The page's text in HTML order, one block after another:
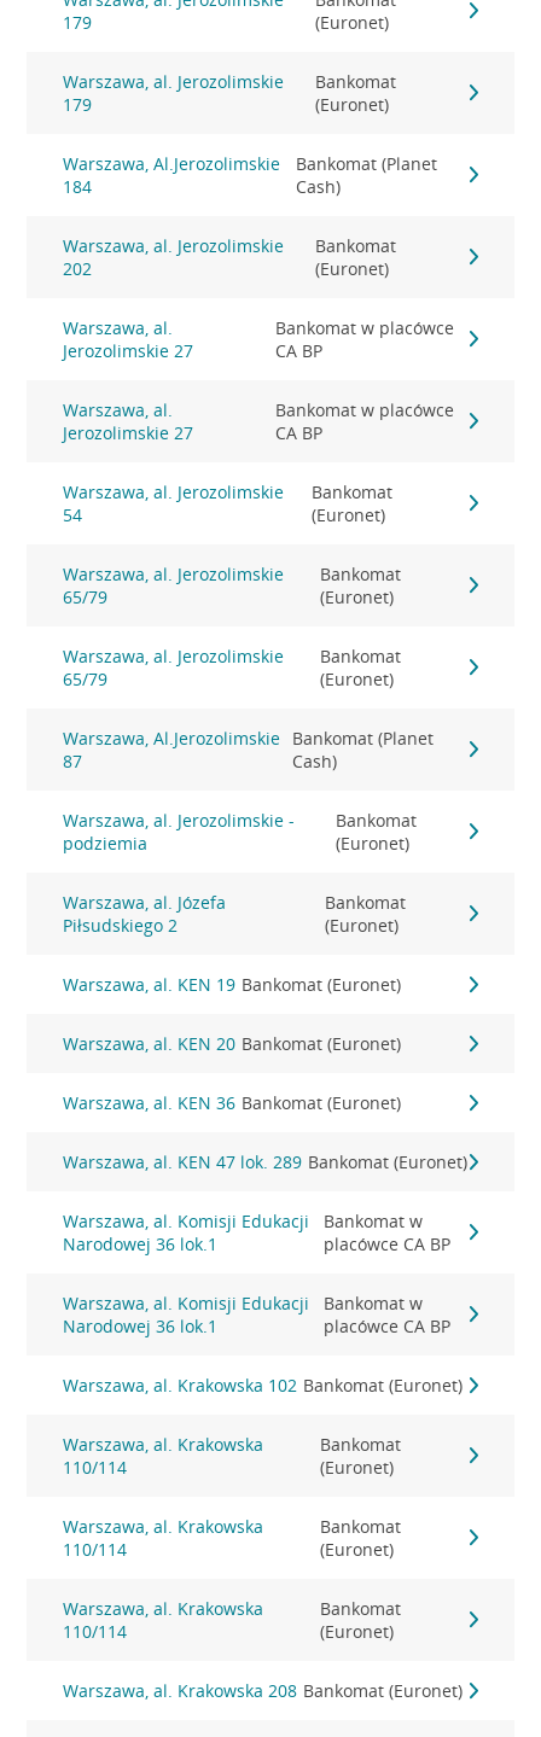
179
(Euronet)
Warszawa, al. Jerozolimskie
179
Bankomat
(Euronet)
Warszawa, Al.Jerozolimskie
184
Bankomat (Planet
Cash)
Warszawa, al. Jerozolimskie
202
Bankomat
(Euronet)
Warszawa, al.
Jerozolimskie 27
Bankomat w placówce
CA BP
Warszawa, al.
Jerozolimskie 27
Bankomat w placówce
CA BP
Warszawa, al. Jerozolimskie
54
Bankomat
(Euronet)
Warszawa, al. Jerozolimskie
65/79
Bankomat
(Euronet)
Warszawa, al. Jerozolimskie
65/79
Bankomat
(Euronet)
Warszawa, Al.Jerozolimskie
87
Bankomat (Planet
Cash)
Warszawa, al. Jerozolimskie -
podziemia
Bankomat
(Euronet)
Warszawa, al. Józefa
Piłsudskiego 2
Bankomat
(Euronet)
Warszawa, al. KEN 19 Bankomat (Euronet)
Warszawa, al. KEN 20 Bankomat (Euronet)
Warszawa, al. KEN 36 Bankomat (Euronet)
Warszawa, al. KEN 47 lok. 289 Bankomat (Euronet)
Warszawa, al. Komisji Edukacji
Narodowej 36 lok.1
Bankomat w
placówce CA BP
Warszawa, al. Komisji Edukacji
Narodowej 36 lok.1
Bankomat w
placówce CA BP
Warszawa, al. Krakowska 102 Bankomat (Euronet)
Warszawa, al. Krakowska
110/114
Bankomat
(Euronet)
Warszawa, al. Krakowska
110/114
Bankomat
(Euronet)
Warszawa, al. Krakowska
110/114
Bankomat
(Euronet)
Warszawa, al. Krakowska 208 Bankomat (Euronet)